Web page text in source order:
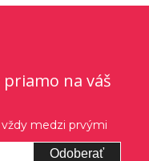
na váš
medzi prvými
Odoberať